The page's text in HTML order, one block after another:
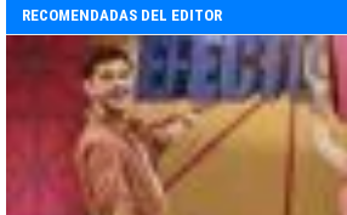
RECOMENDADAS DEL EDITOR